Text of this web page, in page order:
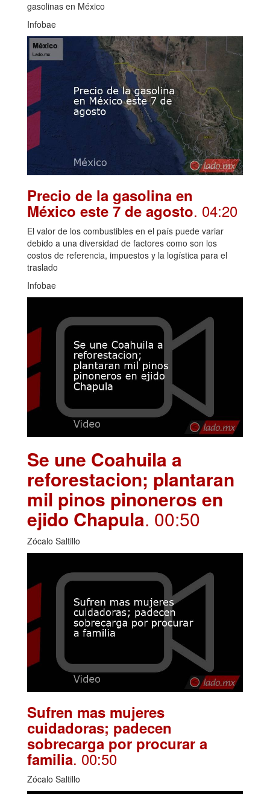
gasolinas en México
Infobae
Precio de la gasolina en
México este 7 de agosto. 04:20
El valor de los combustibles en el país puede variar
debido a una diversidad de factores como son los
costos de referencia, impuestos y la logística para el
traslado
Infobae
Se une Coahuila a
reforestacion; plantaran
mil pinos pinoneros en
ejido Chapula. 00:50
Zócalo Saltillo
Sufren mas mujeres
cuidadoras; padecen
sobrecarga por procurar a
familia. 00:50
Zócalo Saltillo